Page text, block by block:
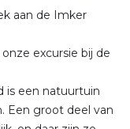
aan de Imker
excursie bij de
is een natuurtuin
Een groot deel van